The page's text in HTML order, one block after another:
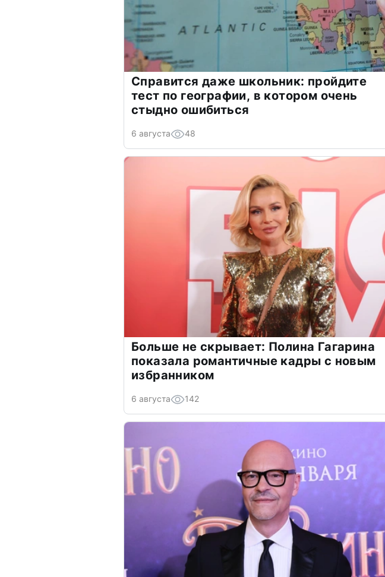
Справится даже школьник: пройдите
тест по географии, в котором очень
стыдно ошибиться
6 августа 48
Больше не скрывает: Полина Гагарина
показала романтичные кадры с новым
избранником
6 августа 142